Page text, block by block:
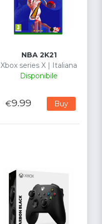
NBA 2K21
Xbox series X | Italiana
Disponibile
€9.99 Buy